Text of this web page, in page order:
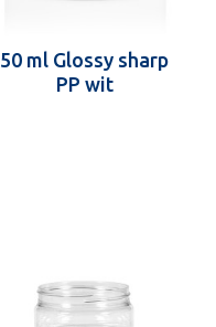
50 ml Glossy sharp
PP wit